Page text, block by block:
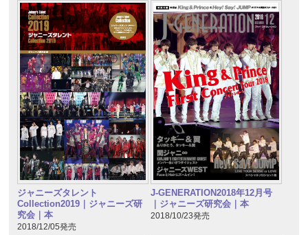
ジャニーズタレント
Collection2019｜ジャニーズ研
究会｜本
2018/12/05発売
J-GENERATION2018年12月号
｜ジャニーズ研究会｜本
2018/10/23発売